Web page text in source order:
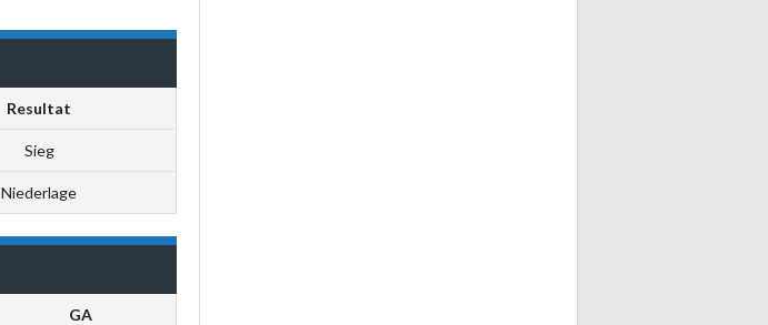
Resultat
Sieg
Niederlage
GA